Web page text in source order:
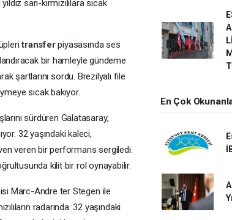
sarı-kırmızılılara sıcak
transferpiyasasında ses
bir hamleyle gündeme
şartlarını sordu. Brezilyalı file
sıcak bakıyor.
sürdüren Galatasaray,
32 yaşındaki kaleci,
veren bir performans sergiledi.
kilit bir rol oynayabilir.
Marc-Andre ter Stegen ile
radarında. 32 yaşındaki
En Çok